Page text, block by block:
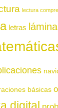
lectura
letras
básicas